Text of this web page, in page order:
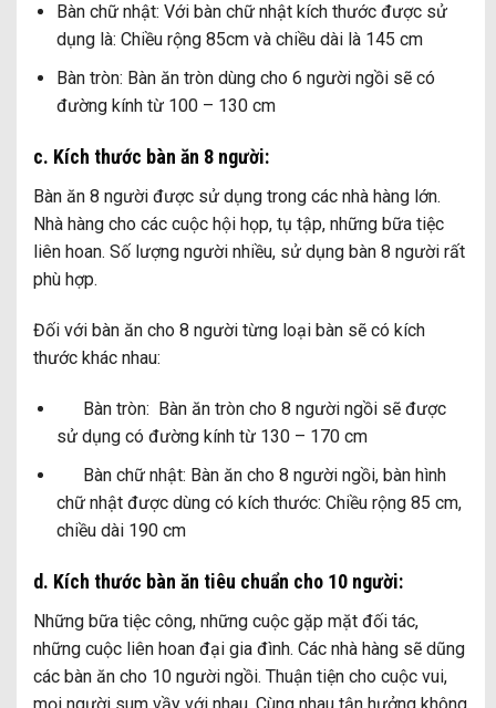
Bàn chữ nhật: Với bàn chữ nhật kích thước được sử
dụng là: Chiều rộng 85cm và chiều dài là 145 cm
Bàn tròn: Bàn ăn tròn dùng cho 6 người ngồi sẽ có
đường kính từ 100 – 130 cm
c. Kích thước bàn ăn 8 người:
Bàn ăn 8 người được sử dụng trong các nhà hàng lớn.
Nhà hàng cho các cuộc hội họp, tụ tập, những bữa tiệc
liên hoan. Số lượng người nhiều, sử dụng bàn 8 người rất
phù hợp.
Đối với bàn ăn cho 8 người từng loại bàn sẽ có kích
thước khác nhau:
Bàn tròn: Bàn ăn tròn cho 8 người ngồi sẽ được
sử dụng có đường kính từ 130 – 170 cm
Bàn chữ nhật: Bàn ăn cho 8 người ngồi, bàn hình
chữ nhật được dùng có kích thước: Chiều rộng 85 cm,
chiều dài 190 cm
d. Kích thước bàn ăn tiêu chuẩn cho 10 người:
Những bữa tiệc công, những cuộc gặp mặt đối tác,
những cuộc liên hoan đại gia đình. Các nhà hàng sẽ dũng
các bàn ăn cho 10 người ngồi. Thuận tiện cho cuộc vui,